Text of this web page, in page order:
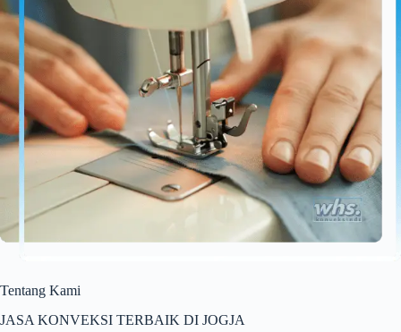
Tentang Kami
JASA KONVEKSI TERBAIK DI JOGJA